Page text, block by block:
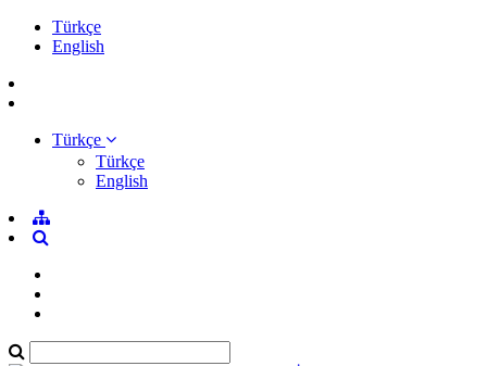
Türkçe
English
Türkçe
Türkçe
English